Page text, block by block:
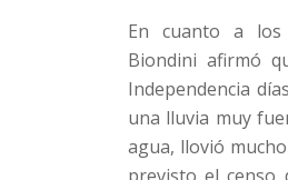
En cuanto a los
Biondini afirmó
Independencia
una lluvia muy
agua, llovió